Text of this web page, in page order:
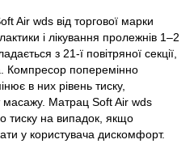
Air wds від торгової марки
і лікування пролежнів 1–2
з 21-ї повітряної секції,
Компресор поперемінно
в них рівень тиску,
Матрац Soft Air wds
тиску на випадок, якщо
у користувача дискомфорт.